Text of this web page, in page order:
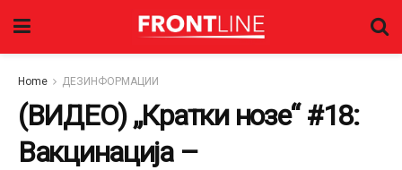
Home ДЕЗИНФОРМАЦИИ
(ВИДЕО) „Кратки нозе“ #18:
Вакцинација –